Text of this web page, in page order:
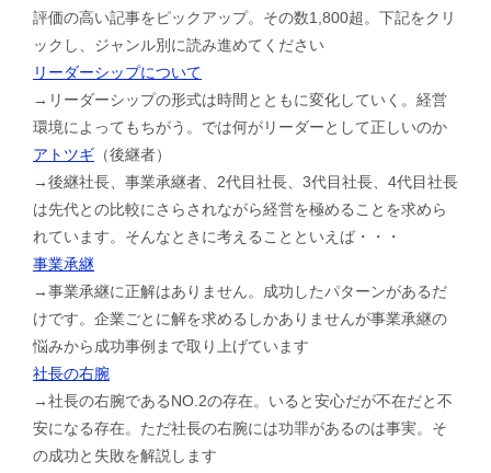
評価の高い記事をピックアップ。その数1,800超。下記をクリ
ックし、ジャンル別に読み進めてください
リーダーシップについて
→リーダーシップの形式は時間とともに変化していく。経営
環境によってもちがう。では何がリーダーとして正しいのか
アトツギ （後継者）
→後継社長、事業承継者、2代目社長、3代目社長、4代目社長
は先代との比較にさらされながら経営を極めることを求めら
れています。そんなときに考えることといえば・・・
事業承継
→事業承継に正解はありません。成功したパターンがあるだ
けです。企業ごとに解を求めるしかありませんが事業承継の
悩みから成功事例まで取り上げています
社長の右腕
→社長の右腕であるNO.2の存在。いると安心だが不在だと不
安になる存在。ただ社長の右腕には功罪があるのは事実。そ
の成功と失敗を解説します